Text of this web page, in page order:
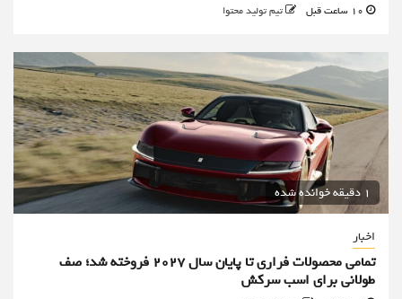
تیم تولید محتوا
1 دقیقه خوانده شده
اخبار
تمامی محصولات فراری تا پایان سال ۲۰۲۷ فروخته شد؛ صف
طولانی برای اسب سرکش